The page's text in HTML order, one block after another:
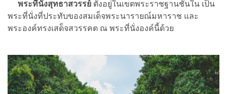
พระที่นั่งสุทธาสวรรย์ ตั้งอยู่ในเขตพระราชฐานชั้นใน เป็น
พระที่นั่งที่ประทับของสมเด็จพระนารายณ์มหาราช และ
พระองค์ทรงเสด็จสวรรคต ณ พระที่นั่งองค์นี้ด้วย